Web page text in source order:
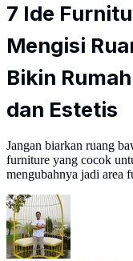
7 Ide
Mengisi
Bikin
dan Estetis
Jangan biarkan ruang
furniture yang cocok
mengubahnya jadi area